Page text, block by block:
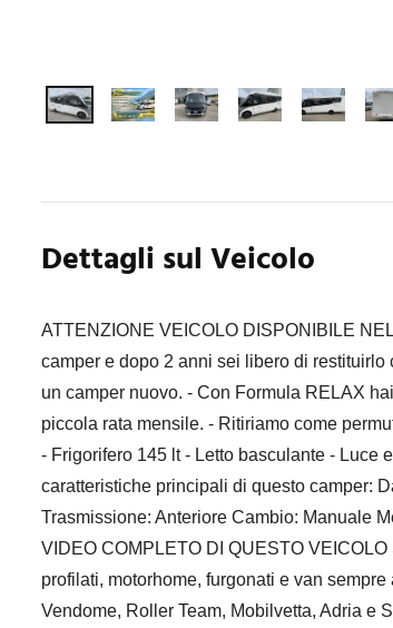
Dettagli sul Veicolo
ATTENZIONE VEICOLO DISPONIBILE
camper e dopo 2 anni sei libero di
un camper nuovo. - Con Formula RELAX
piccola rata mensile. - Ritiriamo come
- Frigorifero 145 lt - Letto basculante - Luce
caratteristiche principali di questo camper:
Trasmissione: Anteriore Cambio: Manuale
VIDEO COMPLETO DI QUESTO
profilati, motorhome, furgonati e van
Vendome, Roller Team, Mobilvetta, Adria e